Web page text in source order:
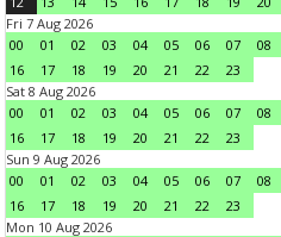
Fri 7 Aug 2026
00
01 02 03 04 05 06 07 08
16
17 18 19 20 21 22
23
Sat 8 Aug 2026
00
01 02 03 04 05 06 07 08
16
17 18 19 20 21 22
23
Sun 9 Aug 2026
00
01 02 03 04 05 06 07 08
16
17 18 19 20 21 22
23
Mon 10 Aug 2026